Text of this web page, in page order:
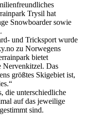
Trysil hat
Snowboarder sowie
und Tricksport wurde
zu Norwegens
bietet
Nervenkitzel. Das
größtes Skigebiet ist,
die unterschiedliche
auf das jeweilige
sind.